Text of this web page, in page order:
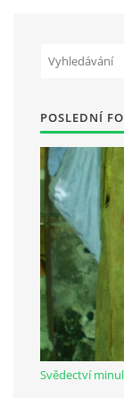
Občanská
POSLEDNÍ
Svědectví